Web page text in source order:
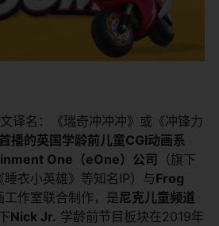
译名：《瑞奇冲冲冲》或《冲锋力
播的英国学龄前儿童CGI动画系
One（eOne）公司 （旗下
衣小英雄》等知名IP）与Frog
工作室联合制作，是尼克儿童频道
Nick Jr. ​ 学龄前节目板块在2019年